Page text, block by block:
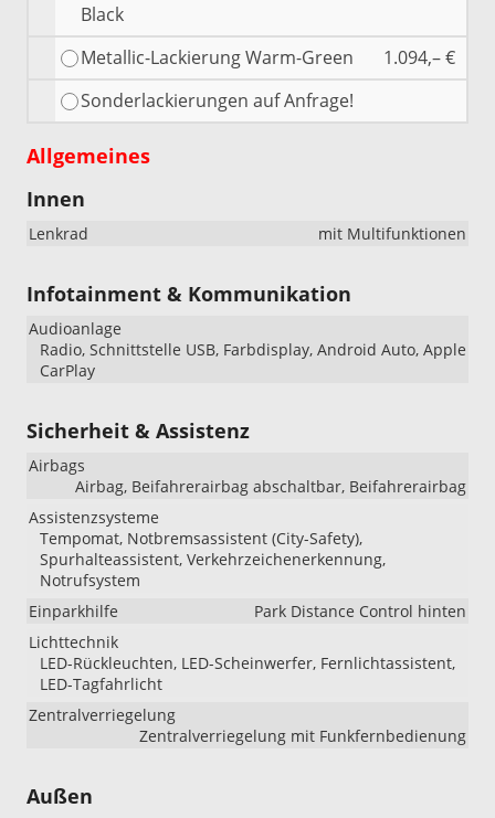
Black
Metallic-Lackierung Warm-Green
1.094,– €
Sonderlackierungen auf Anfrage!
Allgemeines
Innen
Lenkrad mit Multifunktionen
Infotainment & Kommunikation
Audioanlage
Radio, Schnittstelle USB, Farbdisplay, Android Auto, Apple
CarPlay
Sicherheit & Assistenz
Airbags
Airbag, Beifahrerairbag abschaltbar, Beifahrerairbag
Assistenzsysteme
Tempomat, Notbremsassistent (City-Safety),
Spurhalteassistent, Verkehrzeichenerkennung,
Notrufsystem
Einparkhilfe
Park Distance Control hinten
Lichttechnik
LED-Rückleuchten, LED-Scheinwerfer, Fernlichtassistent,
LED-Tagfahrlicht
Zentralverriegelung
Zentralverriegelung mit Funkfernbedienung
Außen